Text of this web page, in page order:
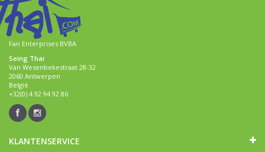
Fan Enterprises BVBA
Seing Thai
Van Wesenbekestraat 28-32
2060 Antwerpen
België
+32(0) 4 92 94 92 86
KLANTENSERVICE